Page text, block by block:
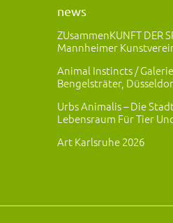
news
ZUsammenKUNFT DER
Mannheimer
Animal Instincts / Galerie
Bengelsträter,
Urbs Animalis – Die
Lebensraum Für Tier
Art Karlsruhe 2026